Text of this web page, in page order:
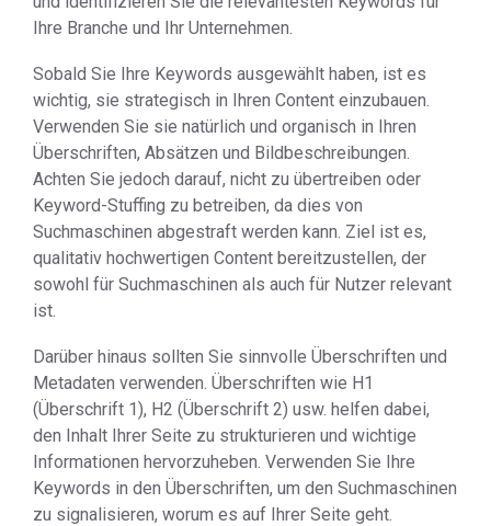
Ihre Branche und Ihr Unternehmen.
Sobald Sie Ihre Keywords ausgewählt haben, ist es
wichtig, sie strategisch in Ihren Content einzubauen.
Verwenden Sie sie natürlich und organisch in Ihren
Überschriften, Absätzen und Bildbeschreibungen.
Achten Sie jedoch darauf, nicht zu übertreiben oder
Keyword-Stuffing zu betreiben, da dies von
Suchmaschinen abgestraft werden kann. Ziel ist es,
qualitativ hochwertigen Content bereitzustellen, der
sowohl für Suchmaschinen als auch für Nutzer relevant
ist.
Darüber hinaus sollten Sie sinnvolle Überschriften und
Metadaten verwenden. Überschriften wie H1
(Überschrift 1), H2 (Überschrift 2) usw. helfen dabei,
den Inhalt Ihrer Seite zu strukturieren und wichtige
Informationen hervorzuheben. Verwenden Sie Ihre
Keywords in den Überschriften, um den Suchmaschinen
zu signalisieren, worum es auf Ihrer Seite geht.